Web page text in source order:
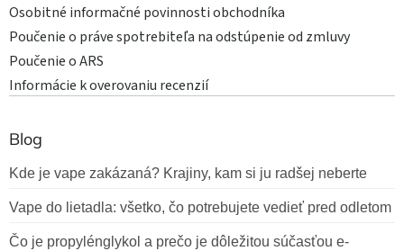
Osobitné informačné povinnosti obchodníka
Poučenie o práve spotrebiteľa na odstúpenie od zmluvy
Poučenie o ARS
Informácie k overovaniu recenzií
Blog
Kde je vape zakázaná? Krajiny, kam si ju radšej neberte
Vape do lietadla: všetko, čo potrebujete vedieť pred odletom
Čo je propylénglykol a prečo je dôležitou súčasťou e-